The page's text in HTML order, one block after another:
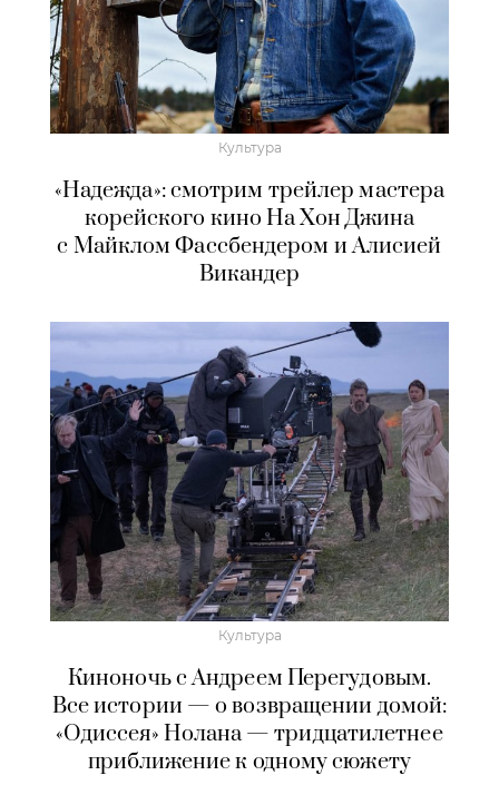
Культура
«Надежда»: смотрим трейлер мастера
корейского кино На Хон Джина
с Майклом Фассбендером и Алисией
Викандер
Культура
Киноночь с Андреем Перегудовым.
Все истории — о возвращении домой:
«Одиссея» Нолана — тридцатилетнее
приближение к одному сюжету